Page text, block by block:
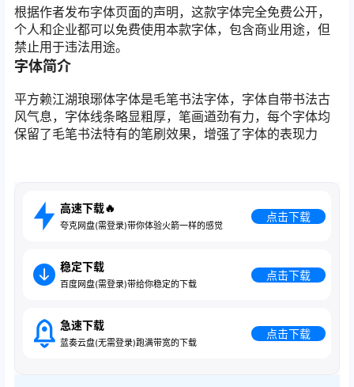
根据作者发布字体页面的声明，这款字体完全免费公开，
个人和企业都可以免费使用本款字体，包含商业用途，但
禁止用于违法用途。
字体简介
平方赖江湖琅琊体字体是毛笔书法字体，字体自带书法古
风气息，字体线条略显粗厚，笔画遒劲有力，每个字体均
保留了毛笔书法特有的笔刷效果，增强了字体的表现力
高速下载🔥
夸克网盘(需登录)带你体验火箭一样的感觉
点击下载
稳定下载
百度网盘(需登录)带给你稳定的下载
点击下载
急速下载
蓝奏云盘(无需登录)跑满带宽的下载
点击下载